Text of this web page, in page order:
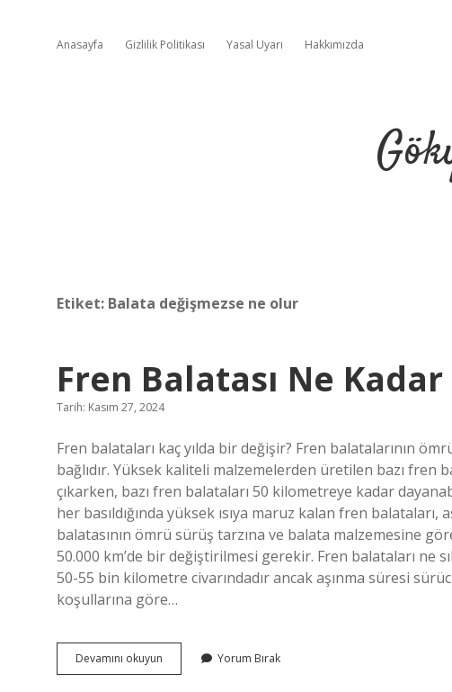
Anasayfa Gizlilik Politikası Yasal Uyarı Hakkımızda
Etiket: Balata değişmezse ne olur
Fren Balatası Ne Kadar
Tarih: Kasım 27, 2024
Fren balataları kaç yılda bir değişir? Fren balatalarının
bağlıdır. Yüksek kaliteli malzemelerden üretilen bazı fren
çıkarken, bazı fren balataları 50 kilometreye kadar
her basıldığında yüksek ısıya maruz kalan fren balataları,
balatasının ömrü sürüş tarzına ve balata malzemesine
50.000 km’de bir değiştirilmesi gerekir. Fren balataları ne
50-55 bin kilometre civarındadır ancak aşınma süresi
koşullarına göre…
Devamını okuyun
Balatası
Yorum Bırak